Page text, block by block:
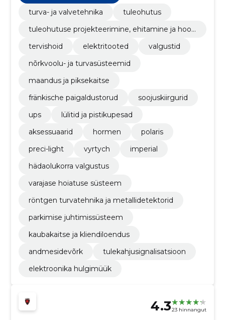
turva- ja valvetehnika
tuleohutus
tuleohutuse projekteerimine, ehitamine ja hool
tervishoid
elektritooted
valgustid
nõrkvoolu- ja turvasüsteemid
maandus ja piksekaitse
fränkische paigaldustorud
soojuskiirgurid
ups
lülitid ja pistikupesad
aksessuaarid
hormen
polaris
preci-light
vyrtych
imperial
hädaolukorra valgustus
varajase hoiatuse süsteem
röntgen turvatehnika ja metallidetektorid
parkimise juhtimissüsteem
kaubakaitse ja kliendiloendus
andmesidevõrk
tulekahjusignalisatsioon
elektroonika hulgimüük
4.323 hinnangut